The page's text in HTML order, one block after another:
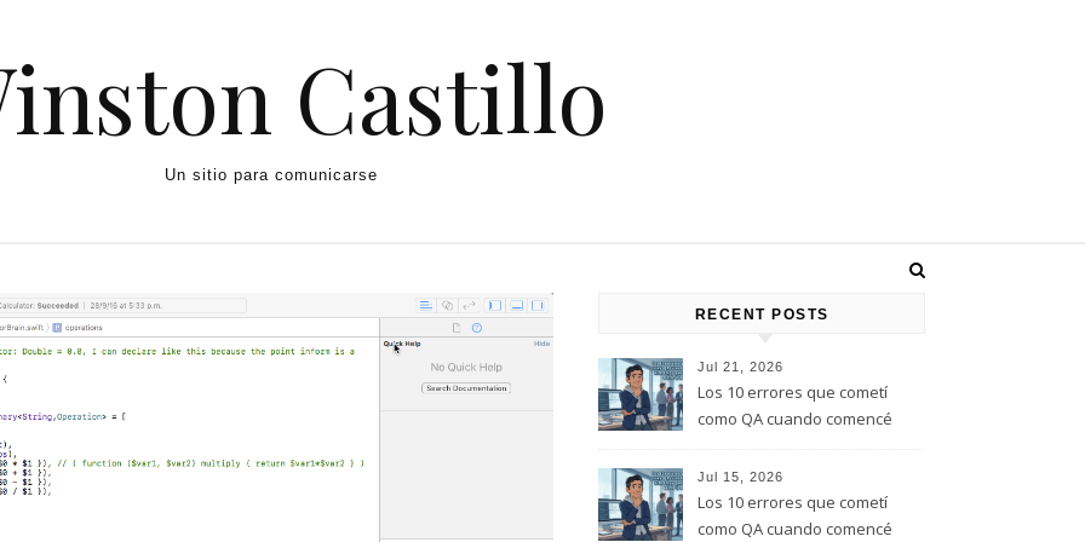
Castillo
Un sitio para comunicarse
RECENT POSTS
Jul 21, 2026
Los 10 errores que cometí
como QA cuando comencé
(Parte 2)
Jul 15, 2026
Los 10 errores que cometí
como QA cuando comencé